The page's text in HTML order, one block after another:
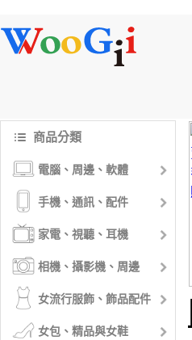
商品分類
電腦、周邊、軟體
手機、通訊、配件
家電、視聽、耳機
相機、攝影機、周邊
女流行服飾、飾品配件
女包、精品與女鞋